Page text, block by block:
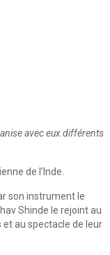
avec eux différents
de l’Inde.
son instrument le
Shinde le rejoint au
au spectacle de leur